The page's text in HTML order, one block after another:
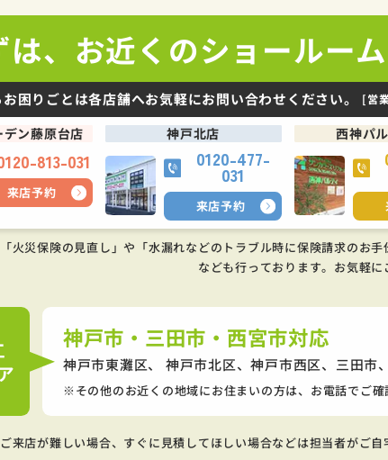
は、お近くのショールー
困りごとは各店舗へお気軽にお問い合わせください。 [営
ン藤原台店
813-031
来店予約
神戸北店
0120-477-
031
来店予約
西神パ
「火災保険の見直し」や「水漏れなどのトラブル時に保険請求のお
なども行っております。 お気軽に
神戸市・三田市・西宮市対応
神戸市東灘区、 神戸市北区、神戸市西区、 三田市
その他のお近くの地域にお住まいの方は、お電話でご確
ご来店が難しい場合、すぐに見積してほしい場合などは担当者がご